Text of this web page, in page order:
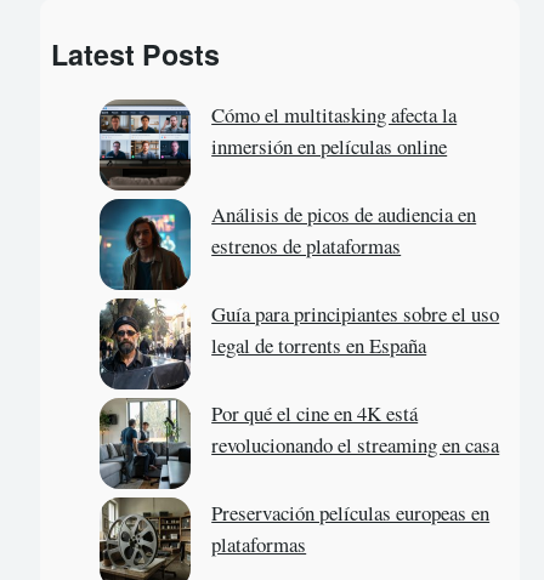
r
Latest Posts
Cómo el multitasking afecta la
inmersión en películas online
Análisis de picos de audiencia en
estrenos de plataformas
Guía para principiantes sobre el uso
legal de torrents en España
Por qué el cine en 4K está
revolucionando el streaming en casa
Preservación películas europeas en
plataformas